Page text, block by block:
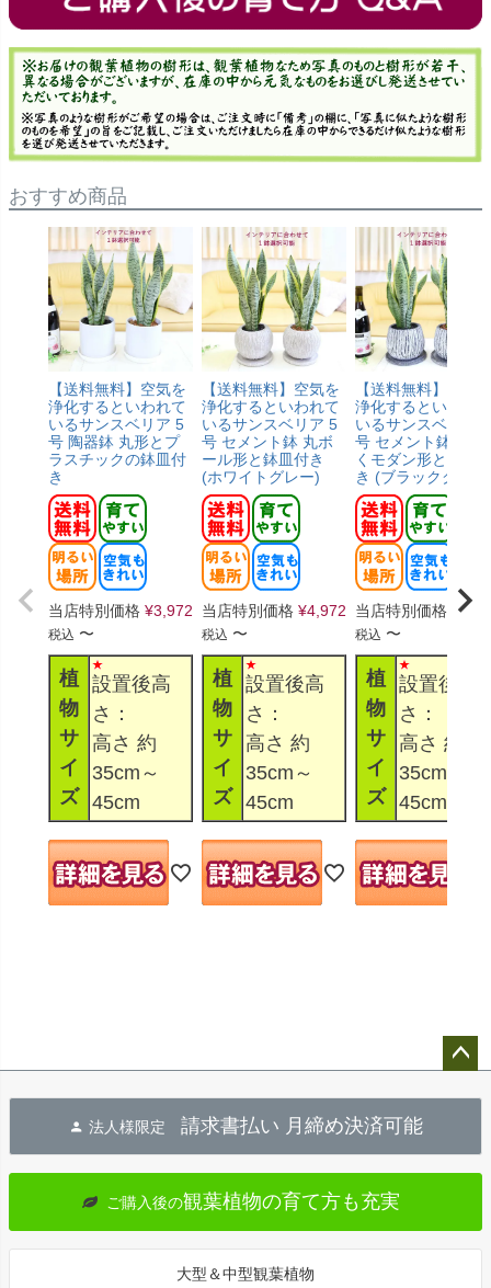
おすすめ商品
【送料無料】空気を
浄化するといわれて
いるサンスベリア 5
号 陶器鉢 丸形とプ
ラスチックの鉢皿付
き
当店特別価格 ¥3,972
税込 〜
植
物
サ
イ
ズ
設置後高
さ：
高さ 約
35cm～
45cm
【送料無料】空気を
浄化するといわれて
いるサンスベリア 5
号 セメント鉢 丸ボ
ール形と鉢皿付き
(ホワイトグレー)
当店特別価格 ¥4,972
税込 〜
植
物
サ
イ
ズ
設置後高
さ：
高さ 約
35cm～
45cm
【送料無料】空気
浄化するといわれ
いるサンスベリア 5
号 セメント鉢 しず
くモダン形と鉢皿
き (ブラックグレー
当店特別価格 ¥
税込 〜
植
物
サ
イ
ズ
設置後高
さ：
高さ 約
35cm～
45cm
へ
法人様限定 請求書払い 月締め決済可能
ご購入後の観葉植物の育て方も充実
大型＆中型観葉植物